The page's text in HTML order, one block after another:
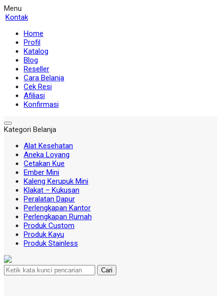
Menu
Kontak
Home
Profil
Katalog
Blog
Reseller
Cara Belanja
Cek Resi
Afiliasi
Konfirmasi
Kategori Belanja
Alat Kesehatan
Aneka Loyang
Cetakan Kue
Ember Mini
Kaleng Kerupuk Mini
Klakat – Kukusan
Peralatan Dapur
Perlengkapan Kantor
Perlengkapan Rumah
Produk Custom
Produk Kayu
Produk Stainless
Cari